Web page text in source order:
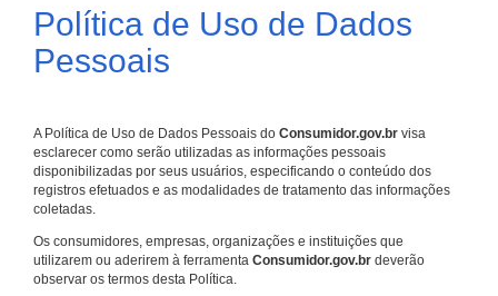
Política de Uso de Dados
Pessoais
A Política de Uso de Dados Pessoais do Consumidor.gov.br visa
esclarecer como serão utilizadas as informações pessoais
disponibilizadas por seus usuários, especificando o conteúdo dos
registros efetuados e as modalidades de tratamento das informações
coletadas.
Os consumidores, empresas, organizações e instituições que
utilizarem ou aderirem à ferramenta Consumidor.gov.br deverão
observar os termos desta Política.